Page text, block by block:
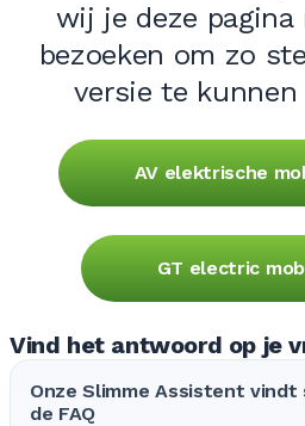
wij je deze
bezoeken om zo
versie te kunnen
AV elektrische
GT electric
Vind het antwoord op je
Onze Slimme Assistent
de FAQ